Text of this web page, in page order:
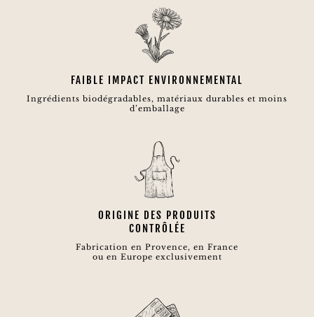
FAIBLE IMPACT ENVIRONNEMENTAL
Ingrédients biodégradables, matériaux durables et moins
d’emballage
ORIGINE DES PRODUITS
CONTRÔLÉE
Fabrication en Provence, en France
ou en Europe exclusivement